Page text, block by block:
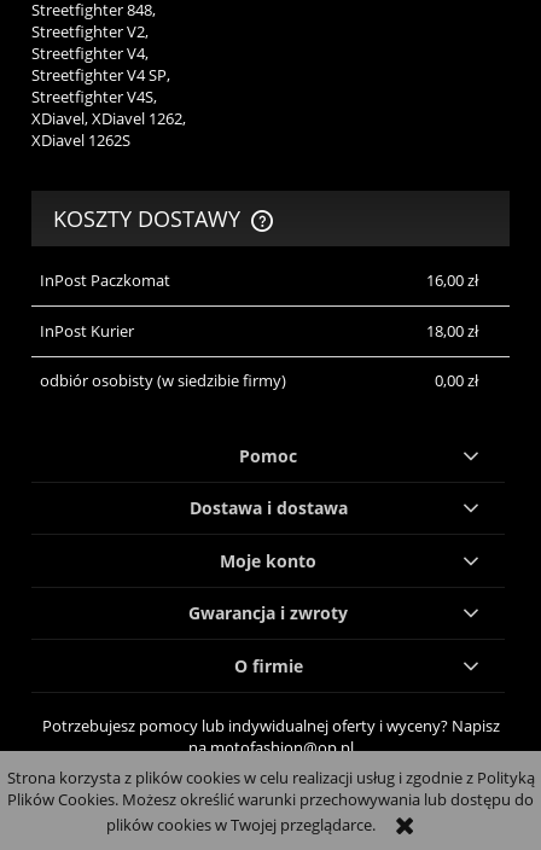
Strona korzysta z plików cookies w celu realizacji usług i zgodnie z Polityką
Plików Cookies. Możesz określić warunki przechowywania lub dostępu do
plików cookies w Twojej przeglądarce.
Streetfighter 848,
Streetfighter V2,
Streetfighter V4,
Streetfighter V4 SP,
Streetfighter V4S,
XDiavel, XDiavel 1262,
XDiavel 1262S
KOSZTY DOSTAWY
CENA NIE ZAWIERA EWENTUALNYCH KOSZTÓW PŁATNOŚCI
InPost Paczkomat 16,00 zł
InPost Kurier 18,00 zł
odbiór osobisty(w siedzibie firmy) 0,00 zł
Pomoc
Dostawa i dostawa
Moje konto
Gwarancja i zwroty
O firmie
Potrzebujesz pomocy lub indywidualnej oferty i wyceny? Napisz
na motofashion@op.pl
pokaż pełną wersję strony
Sklep internetowy Shoper.pl